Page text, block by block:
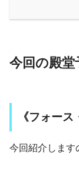
今回の殿堂
《フォース
今回紹介します